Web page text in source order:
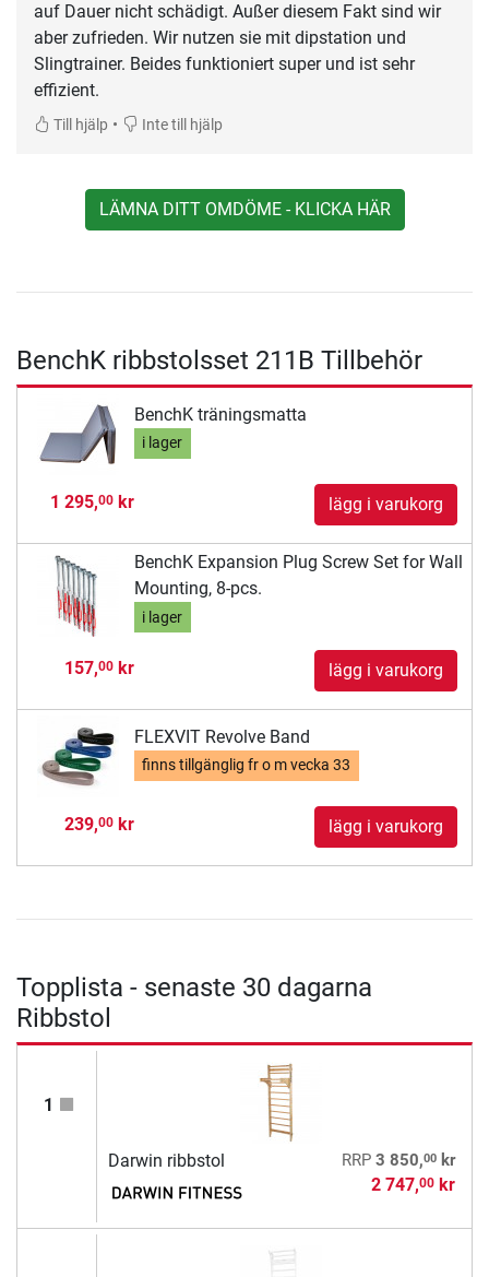
auf Dauer nicht schädigt. Außer diesem Fakt sind wir
aber zufrieden. Wir nutzen sie mit dipstation und
Slingtrainer. Beides funktioniert super und ist sehr
effizient.
Till hjälp • Inte till hjälp
LÄMNA DITT OMDÖME - KLICKA HÄR
BenchK ribbstolsset 211B Tillbehör
BenchK träningsmatta
i lager
1 295,00kr lägg i varukorg
BenchK Expansion Plug Screw Set for Wall
Mounting, 8-pcs.
i lager
157,00kr lägg i varukorg
FLEXVIT Revolve Band
finns tillgänglig fr o mvecka 33
239,00kr lägg i varukorg
Topplista - senaste 30 dagarna
Ribbstol
1
Darwin ribbstol RRP 3 850,00kr
2 747,00kr